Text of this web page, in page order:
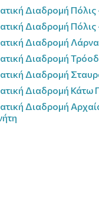
Διαδρομή
Διαδρομή
Διαδρομή
Διαδρομή
Διαδρομή
Διαδρομή Κάτω
Διαδρομή